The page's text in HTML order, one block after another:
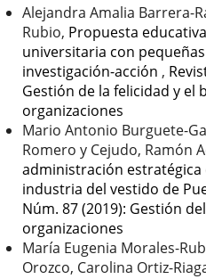
artículo
Alejandra Amalia Barrera-
Rubio, Propuesta
universitaria con
investigación-acción ,
Gestión de la felicidad y el
organizaciones
Mario Antonio Burguete-
Romero y Cejudo, Ramón
administración estratégica
industria del vestido de
Núm. 87 (2019): Gestión
organizaciones
María Eugenia Morales-
Orozco, Carolina Ortiz-